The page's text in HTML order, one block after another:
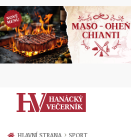
Zprávy
HLAVNÍ STRANA › SPORT